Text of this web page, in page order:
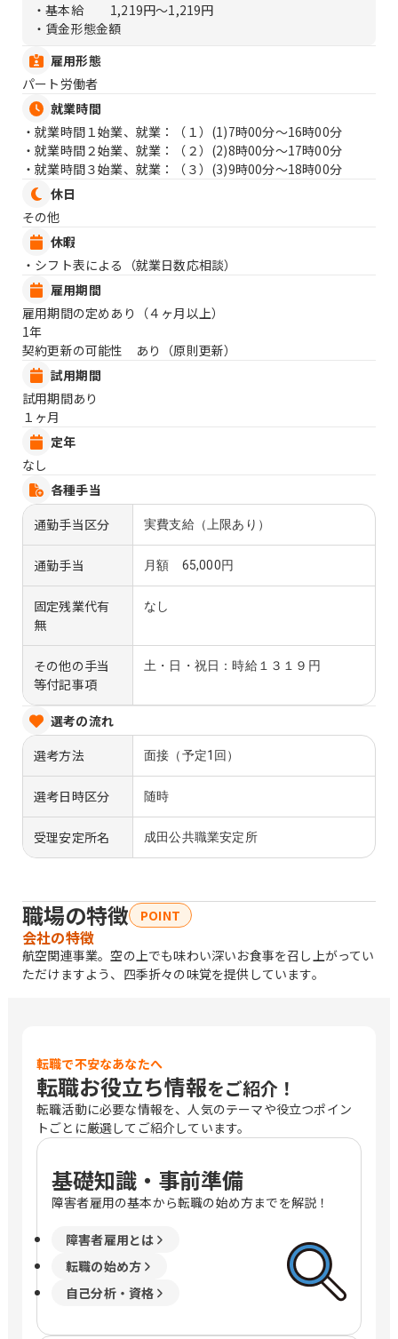
・基本給
1,219円〜1,219円
・賃金形態金額
雇用形態
パート労働者
就業時間
・就業時間１始業、就業：（１） (1)7時00分〜16時00分
・就業時間２始業、就業：（２） (2)8時00分〜17時00分
・就業時間３始業、就業：（３） (3)9時00分〜18時00分
休日
その他
休暇
・シフト表による（就業日数応相談）
雇用期間
雇用期間の定めあり（４ヶ月以上）
1年
契約更新の可能性 あり（原則更新）
試用期間
試用期間あり
１ヶ月
定年
なし
各種手当
通勤手当区分
実費支給（上限あり）
通勤手当 月額 65,000円
固定残業代有
無
なし
その他の手当
等付記事項
土・日・祝日：時給１３１９円
選考の流れ
選考方法
面接（予定1回）
選考日時区分 随時
受理安定所名 成田公共職業安定所
職場の特徴 POINT
会社の特徴
航空関連事業。空の上でも味わい深いお食事を召し上がってい
ただけますよう、四季折々の味覚を提供しています。
転職で不安なあなたへ
転職お役立ち情報をご紹介！
転職活動に必要な情報を、人気のテーマや役立つポイン
トごとに厳選してご紹介しています。
基礎知識・事前準備
障害者雇用の基本から転職の始め方までを解説！
障害者雇用とは
転職の始め方
自己分析・資格